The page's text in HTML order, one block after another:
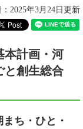
2025年3月24日更新
本計画・河
と創生総合
ち・ひと・